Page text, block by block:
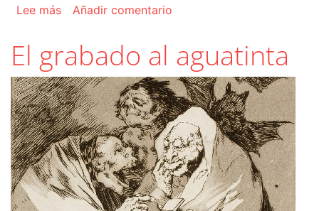
Lee mássobre El estándar de pasos de procesado ISO
Añadir comentario
El grabado al aguatinta